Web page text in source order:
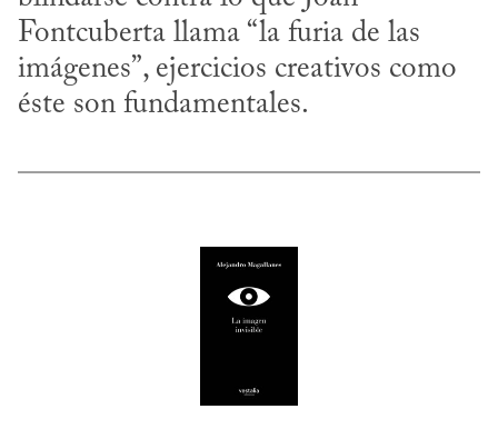
Fontcuberta llama “la furia de las
imágenes”, ejercicios creativos como
éste son fundamentales.